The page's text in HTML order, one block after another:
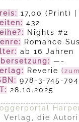
17,00 (Print)
432
Nights #2
Romance
ab 16 Jahren
—-
Reverie
978-3-745-
28.10.2025
Verlag, die